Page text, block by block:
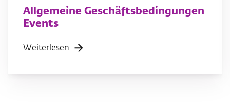
Allgemeine Geschäftsbedingungen
Events
Weiterlesen